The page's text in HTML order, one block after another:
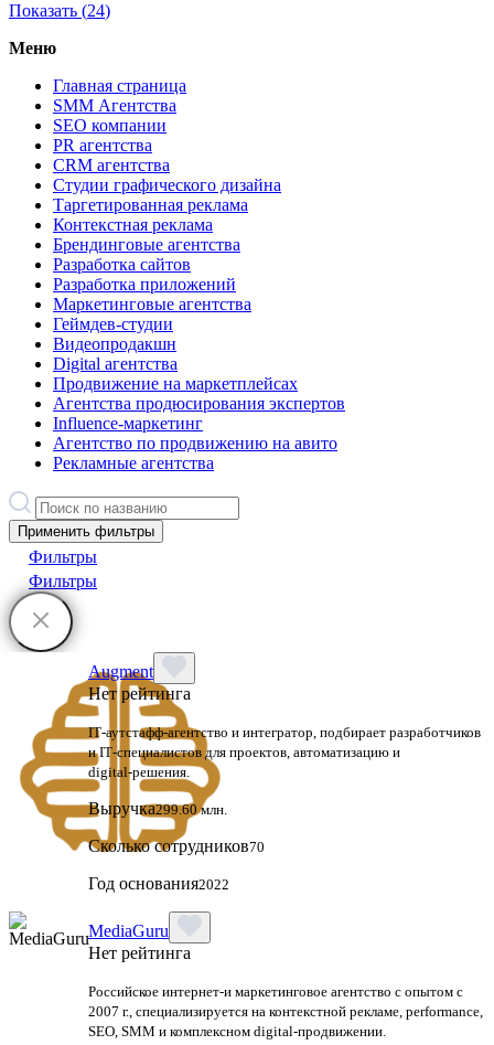
Показать (24)
Меню
Главная страница
SMM Агентства
SEO компании
PR агентства
CRM агентства
Студии графического дизайна
Таргетированная реклама
Контекстная реклама
Брендинговые агентства
Разработка сайтов
Разработка приложений
Маркетинговые агентства
Геймдев-студии
Видеопродакшн
Digital агентства
Продвижение на маркетплейсах
Агентства продюсирования экспертов
Influence-маркетинг
Агентство по продвижению на авито
Рекламные агентства
Применить фильтры
Фильтры
Фильтры
Augment
Нет рейтинга
IT‑аутстафф‑агентство и интегратор, подбирает разработчиков
и IT‑специалистов для проектов, автоматизацию и
digital‑решения.
Выручка299.60 млн.
Сколько сотрудников70
Год основания2022
MediaGuru
Нет рейтинга
Российское интернет-и маркетинговое агентство с опытом с
2007 г., специализируется на контекстной рекламе, performance,
SEO, SMM и комплексном digital-продвижении.